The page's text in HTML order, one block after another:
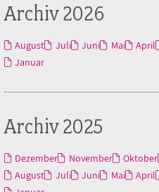
Archiv 2026
August Juli Juni Mai April
Januar
Archiv 2025
Dezember November Oktober
August
Juli Juni Mai April